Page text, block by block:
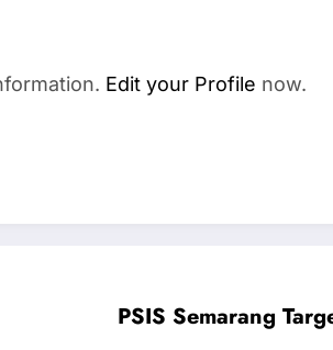
Edit your Profile now.
PSIS Semarang